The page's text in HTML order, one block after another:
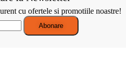
cu ofertele si promotiile noastre!